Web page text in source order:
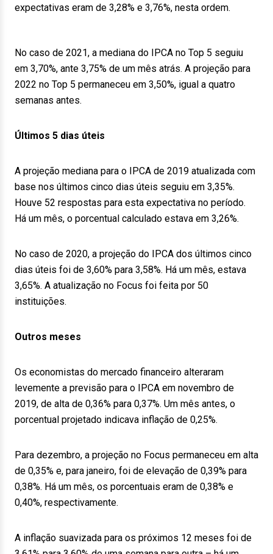
expectativas eram de 3,28% e 3,76%, nesta ordem.
No caso de 2021, a mediana do IPCA no Top 5 seguiu
em 3,70%, ante 3,75% de um mês atrás. A projeção para
2022 no Top 5 permaneceu em 3,50%, igual a quatro
semanas antes.
Últimos 5 dias úteis
A projeção mediana para o IPCA de 2019 atualizada com
base nos últimos cinco dias úteis seguiu em 3,35%.
Houve 52 respostas para esta expectativa no período.
Há um mês, o porcentual calculado estava em 3,26%.
No caso de 2020, a projeção do IPCA dos últimos cinco
dias úteis foi de 3,60% para 3,58%. Há um mês, estava
3,65%. A atualização no Focus foi feita por 50
instituições.
Outros meses
Os economistas do mercado financeiro alteraram
levemente a previsão para o IPCA em novembro de
2019, de alta de 0,36% para 0,37%. Um mês antes, o
porcentual projetado indicava inflação de 0,25%.
Para dezembro, a projeção no Focus permaneceu em alta
de 0,35% e, para janeiro, foi de elevação de 0,39% para
0,38%. Há um mês, os porcentuais eram de 0,38% e
0,40%, respectivamente.
A inflação suavizada para os próximos 12 meses foi de